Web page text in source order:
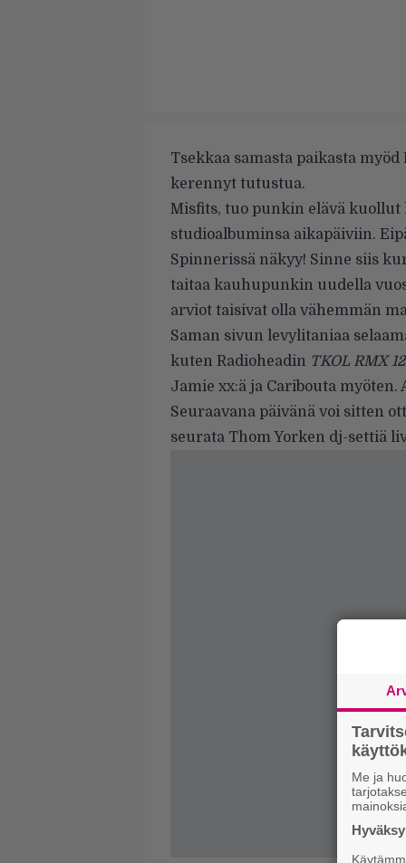
Tsekkaa samasta paikasta
kerennyt tutustua.
Misfits, tuo punkin elävä
studioalbuminsa aikapäiviin.
Spinnerissä näkyy! Sinne siis
taitaa kauhupunkin uudella
arviot taisivat olla vähemmän
Saman sivun levylitaniaa
kuten Radioheadin TKOL RMX
Jamie xx:ä ja Caribouta
Seuraavana päivänä voi sitten
seurata Thom Yorken dj-settiä
Me ja